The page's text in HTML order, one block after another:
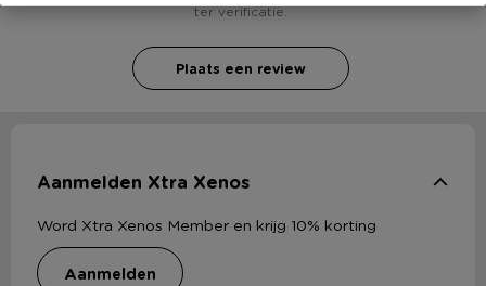
ter verificatie.
Plaats een review
Aanmelden Xtra Xenos
Word Xtra Xenos Member en krijg 10% korting
aanmelden